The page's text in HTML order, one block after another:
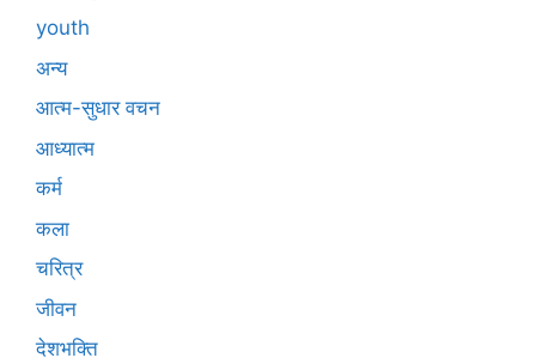
youth
अन्य
आत्म-सुधार वचन
आध्यात्म
कर्म
कला
चरित्र
जीवन
देशभक्ति